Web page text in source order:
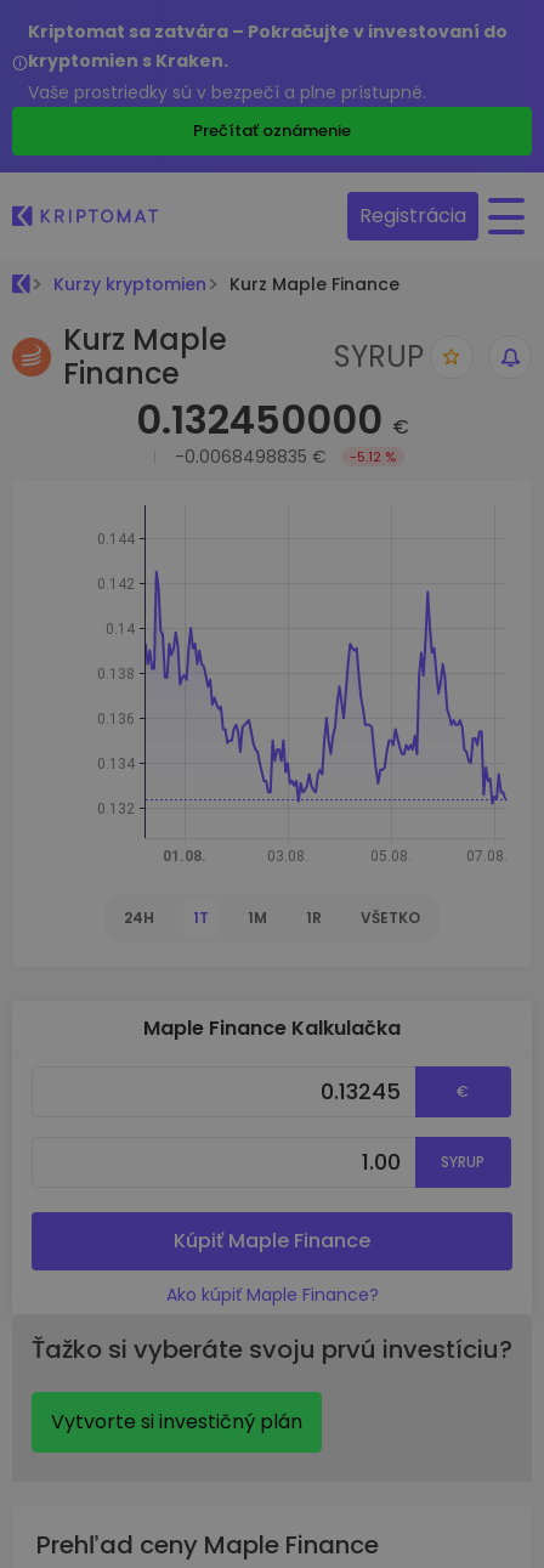
Kriptomat sa zatvára – Pokračujte v investovaní do
kryptomien s Kraken.
Vaše prostriedky sú v bezpečí a plne prístupné.
Prečítať oznámenie
Registrácia
Kurzy kryptomien Kurz Maple Finance
Kurz Maple
Finance
SYRUP
0.132450000 €
-0.0068498835 € -5.12 %
24H 1T 1M 1R VŠETKO
Maple Finance Kalkulačka
€
SYRUP
Kúpiť Maple Finance
Ako kúpiť Maple Finance?
Ťažko si vyberáte svoju prvú investíciu?
Vytvorte si investičný plán
Prehľad ceny Maple Finance